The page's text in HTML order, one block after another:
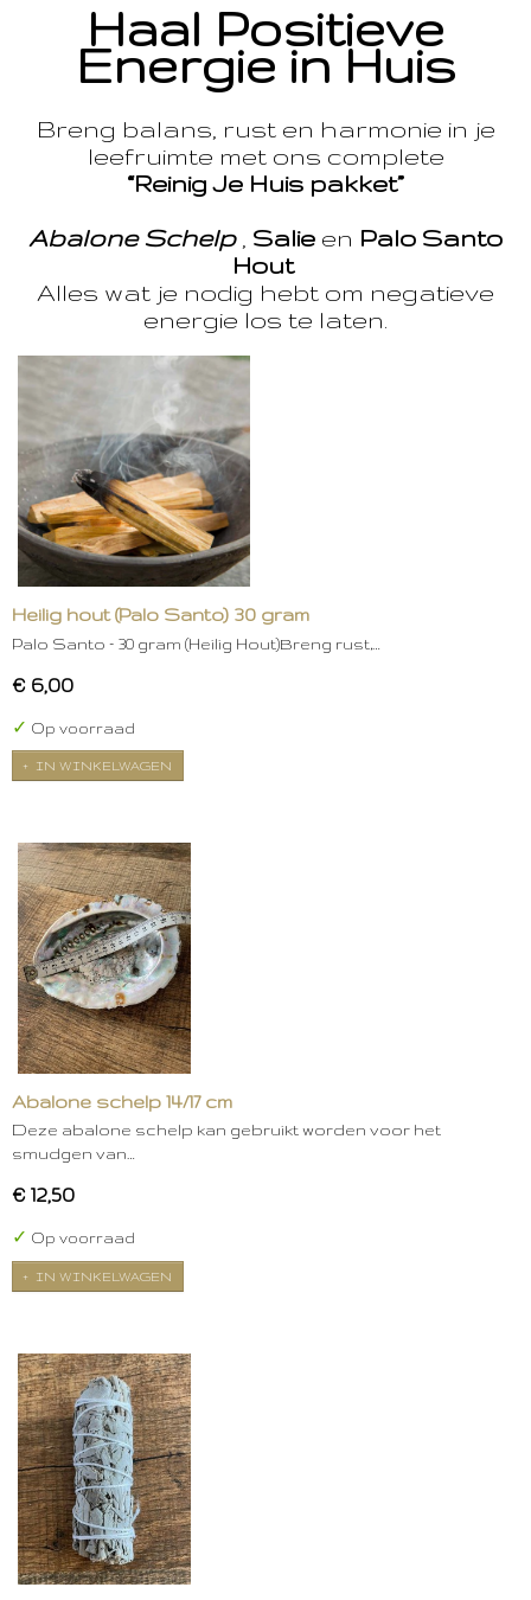
Haal Positieve
Energie in Huis
Breng balans, rust en harmonie in je
leefruimte met ons complete
“Reinig Je Huis pakket”
Abalone Schelp, Salie en Palo Santo
Hout
Alles wat je nodig hebt om negatieve
energie los te laten.
Heilig hout (Palo Santo) 30 gram
Palo Santo – 30 gram (Heilig Hout)Breng rust,…
€ 6,00
✓ Op voorraad
IN WINKELWAGEN
Abalone schelp 14/17 cm
Deze abalone schelp kan gebruikt worden voor het
smudgen van…
€ 12,50
✓ Op voorraad
IN WINKELWAGEN